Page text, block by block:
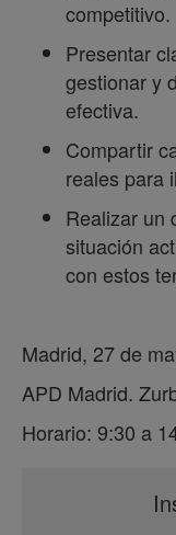
competitivo.
Presentar
gestionar y
efectiva.
Compartir
reales para
Realizar un
situación
con estos
Madrid, 27 de
APD Madrid.
Horario: 9:30 a